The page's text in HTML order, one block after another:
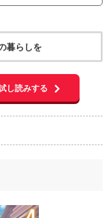
暮らしを
し読みする